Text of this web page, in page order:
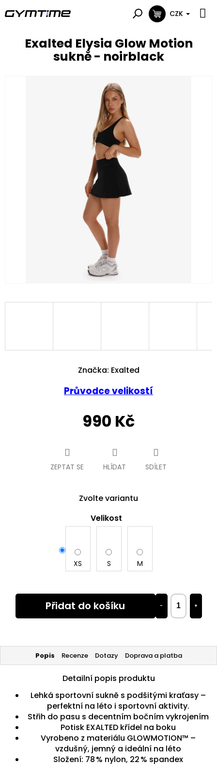
na
NÁKUPNÍ
CZK
Exalted Elysia Glow Motion
sukně - noirblack
990 Kč
Zvolte variantu
Velikost
XS S M
+
−
Přidat do košíku
Průvodce velikostí
ZEPTAT SE HLÍDAT SDÍLET
Značka: Exalted
Popis Recenze Dotazy Doprava a platba
Detailní popis produktu
Lehká sportovní sukně s podšitými kraťasy –
perfektní na léto i sportovní aktivity.
Střih do pasu s decentním bočním vykrojením
Potisk EXALTED křídel na boku
Vyrobeno z materiálu GLOWMOTION™ –
vzdušný, jemný a ideální na léto
Složení: 78 % nylon, 22 % spandex